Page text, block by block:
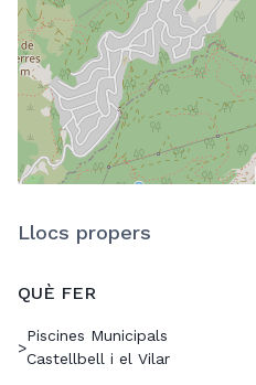
Llocs propers
QUÈ FER
>
Piscines Municipals
Castellbell i el Vilar